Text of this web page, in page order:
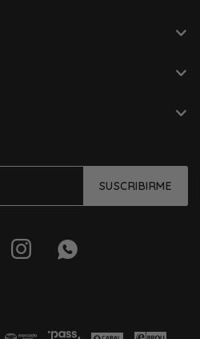
SUSCRIBIRME
 